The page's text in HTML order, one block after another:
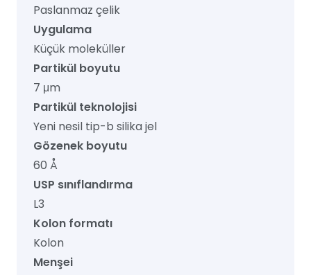
Paslanmaz çelik
Uygulama
Küçük moleküller
Partikül boyutu
7 μm
Partikül teknolojisi
Yeni nesil tip-b silika jel
Gözenek boyutu
60 Å
USP sınıflandırma
L3
Kolon formatı
Kolon
Menşei